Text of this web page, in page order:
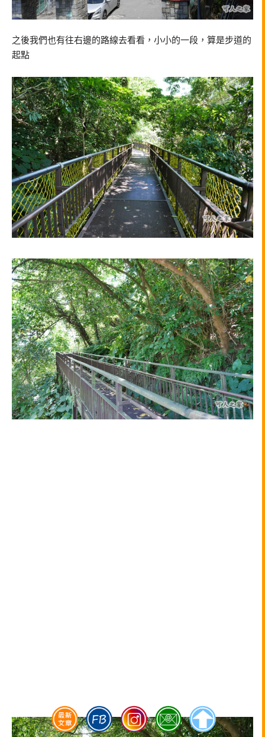
之後我們也有往右邊的路線去看看，小小的一段，算是步道的
起點